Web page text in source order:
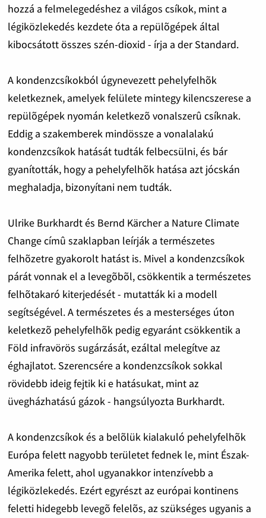
hozzá a felmelegedéshez a világos csíkok, mint a
légiközlekedés kezdete óta a repülõgépek által
kibocsátott összes szén-dioxid - írja a der Standard.
A kondenzcsíkokból úgynevezett pehelyfelhõk
keletkeznek, amelyek felülete mintegy kilencszerese a
repülõgépek nyomán keletkezõ vonalszerû csíknak.
Eddig a szakemberek mindössze a vonalalakú
kondenzcsíkok hatását tudták felbecsülni, és bár
gyanították, hogy a pehelyfelhõk hatása azt jócskán
meghaladja, bizonyítani nem tudták.
Ulrike Burkhardt és Bernd Kärcher a Nature Climate
Change címû szaklapban leírják a természetes
felhõzetre gyakorolt hatást is. Mivel a kondenzcsíkok
párát vonnak el a levegõbõl, csökkentik a természetes
felhõtakaró kiterjedését - mutatták ki a modell
segítségével. A természetes és a mesterséges úton
keletkezõ pehelyfelhõk pedig egyaránt csökkentik a
Föld infravörös sugárzását, ezáltal melegítve az
éghajlatot. Szerencsére a kondenzcsíkok sokkal
rövidebb ideig fejtik ki e hatásukat, mint az
üvegházhatású gázok - hangsúlyozta Burkhardt.
A kondenzcsíkok és a belõlük kialakuló pehelyfelhõk
Európa felett nagyobb területet fednek le, mint Észak-
Amerika felett, ahol ugyanakkor intenzívebb a
légiközlekedés. Ezért egyrészt az európai kontinens
feletti hidegebb levegõ felelõs, az szükséges ugyanis a